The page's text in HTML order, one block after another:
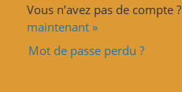
Vous n’avez pas de compte ?
maintenant »
Mot de passe perdu ?